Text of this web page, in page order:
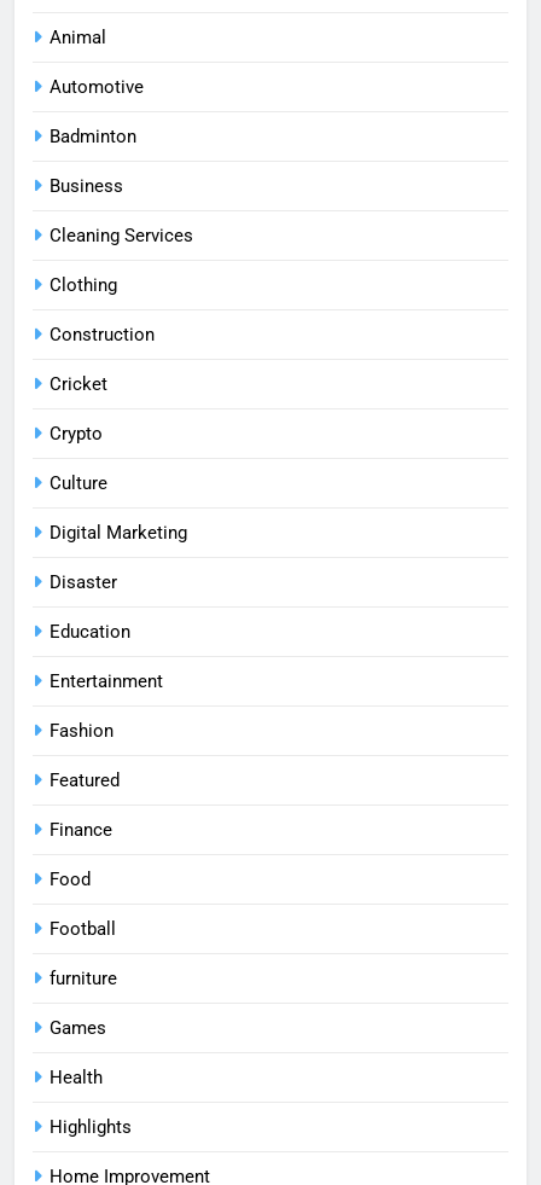
Animal
Automotive
Badminton
Business
Cleaning Services
Clothing
Construction
Cricket
Crypto
Culture
Digital Marketing
Disaster
Education
Entertainment
Fashion
Featured
Finance
Food
Football
furniture
Games
Health
Highlights
Home Improvement